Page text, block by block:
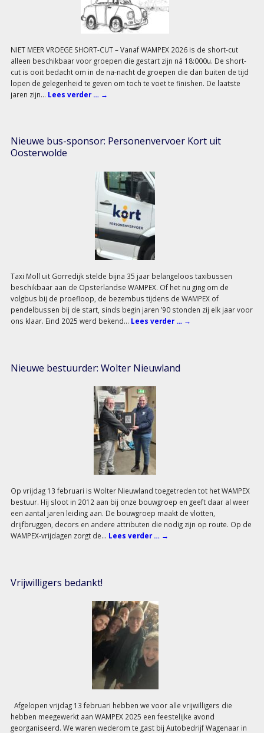
NIET MEER VROEGE SHORT-CUT – Vanaf WAMPEX 2026 is de short-cut
alleen beschikbaar voor groepen die gestart zijn ná 18:000u. De short-
cut is ooit bedacht om in de na-nacht de groepen die dan buiten de tijd
lopen de gelegenheid te geven om toch te voet te finishen. De laatste
jaren zijn… Lees verder … →
Nieuwe bus-sponsor: Personenvervoer Kort uit
Oosterwolde
Taxi Moll uit Gorredijk stelde bijna 35 jaar belangeloos taxibussen
beschikbaar aan de Opsterlandse WAMPEX. Of het nu ging om de
volgbus bij de proefloop, de bezembus tijdens de WAMPEX of
pendelbussen bij de start, sinds begin jaren ’90 stonden zij elk jaar voor
ons klaar. Eind 2025 werd bekend… Lees verder … →
Nieuwe bestuurder: Wolter Nieuwland
Op vrijdag 13 februari is Wolter Nieuwland toegetreden tot het WAMPEX
bestuur. Hij sloot in 2012 aan bij onze bouwgroep en geeft daar al weer
een aantal jaren leiding aan. De bouwgroep maakt de vlotten,
drijfbruggen, decors en andere attributen die nodig zijn op route. Op de
WAMPEX-vrijdagen zorgt de… Lees verder … →
Vrijwilligers bedankt!
Afgelopen vrijdag 13 februari hebben we voor alle vrijwilligers die
hebben meegewerkt aan WAMPEX 2025 een feestelijke avond
georganiseerd. We waren wederom te gast bij Autobedrijf Wagenaar in